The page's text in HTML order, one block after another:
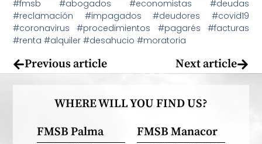
#fmsb #abogados #economistas #deudas
#reclamación #impagados #deudores #covid19
#coronavirus #procedimientos #pagarés #facturas
#renta #alquiler #desahucio #moratoria
Previous article Next article
WHERE WILL YOU FIND US?
FMSB Palma
FMSB Manacor